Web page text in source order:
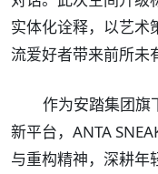
实体化诠释，以艺术
流爱好者带来前所未
作为安踏集团旗
新平台，ANTA
与重构精神，深耕年